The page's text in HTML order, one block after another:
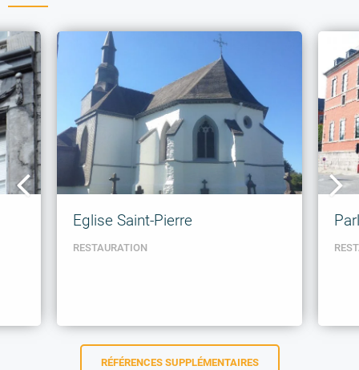
Eglise Saint-Pierre
RESTAURATION
RÉFÉRENCES SUPPLÉMENTAIRES